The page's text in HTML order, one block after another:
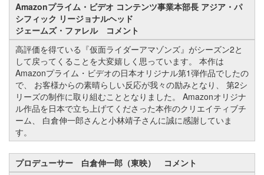
Amazonプライム・ビデオ コンテンツ事業本部長 アジア・パ
シフィック リージョナルヘッド
ジェームズ・ファレル コメント
高評価を得ている『仮面ライダーアマゾンズ』がシーズン2と
して戻ってくることを大変嬉しく思っています。 本作は
Amazonプライム・ビデオの日本オリジナル第1弾作品でしたの
で、 お客様からの素晴らしい反応が我々の励みとなり、 第2シ
リーズの制作に取り組むこととなりました。 Amazonオリジナ
ル作品を日本で立ち上げてくださった本作のクリエイティブチ
ーム、 白倉伸一郎さんと小林靖子さんに誠に感謝していま
す。
プロデューサー 白倉伸一郎（東映） コメント